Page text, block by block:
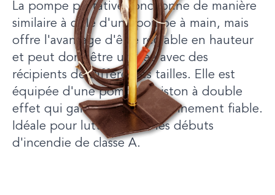
La pompe portative fonctionne de manière
similaire à celle d'une pompe à main, mais
offre l'avantage d'être réglable en hauteur
et peut donc être utilisée avec des
récipients de différentes tailles. Elle est
équipée d'une pompe à piston à double
effet qui garantit un fonctionnement fiable.
Idéale pour lutter contre les débuts
d'incendie de classe A.